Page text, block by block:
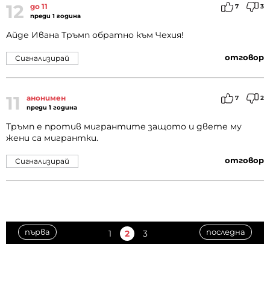
12 до 11
преди 1 година
7 3
Айде Ивана Тръмп обратно към Чехия!
отговор
Сигнализирай
11 анонимен
преди 1 година
7 2
Тръмп е против мигрантите защото и двете му
жени са мигрантки.
отговор
Сигнализирай
първа 1 2 3 последна